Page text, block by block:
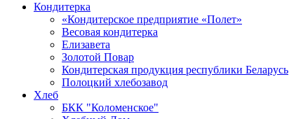
Кондитерка
«Кондитерское предприятие «Полет»
Весовая кондитерка
Елизавета
Золотой Повар
Кондитерская продукция республики Беларусь
Полоцкий хлебозавод
Хлеб
БКК "Коломенское"